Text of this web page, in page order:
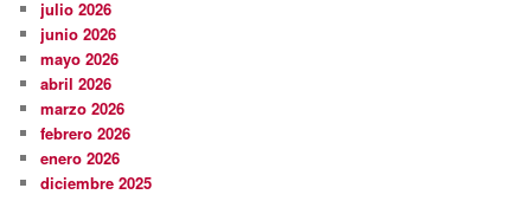
julio 2026
junio 2026
mayo 2026
abril 2026
marzo 2026
febrero 2026
enero 2026
diciembre 2025